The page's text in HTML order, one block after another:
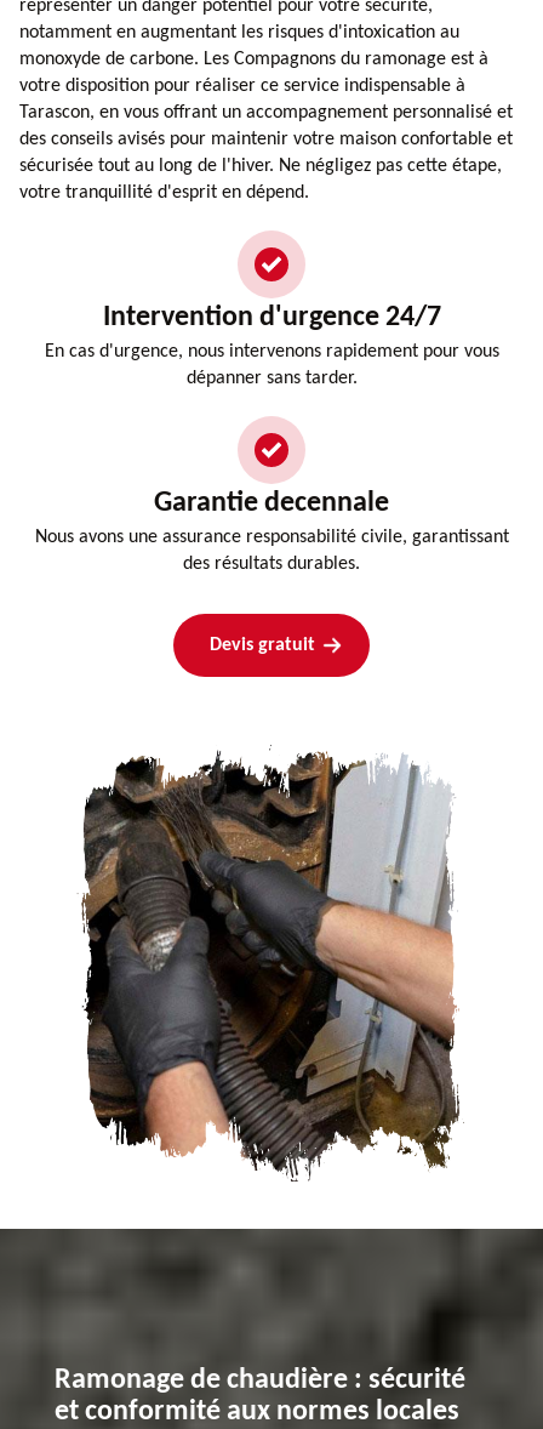
représenter un danger potentiel pour votre sécurité,
notamment en augmentant les risques d'intoxication au
monoxyde de carbone. Les Compagnons du ramonage est à
votre disposition pour réaliser ce service indispensable à
Tarascon, en vous offrant un accompagnement personnalisé et
des conseils avisés pour maintenir votre maison confortable et
sécurisée tout au long de l'hiver. Ne négligez pas cette étape,
votre tranquillité d'esprit en dépend.
Intervention d'urgence 24/7
En cas d'urgence, nous intervenons rapidement pour vous
dépanner sans tarder.
Garantie decennale
Nous avons une assurance responsabilité civile, garantissant
des résultats durables.
Devis gratuit
Ramonage de chaudière : sécurité
et conformité aux normes locales